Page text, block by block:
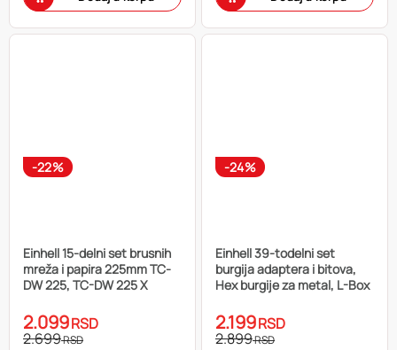
-22%
Einhell 15-delni set brusnih
mreža i papira 225mm TC-
DW 225, TC-DW 225 X
2.099RSD
2.699RSD
-24%
Einhell 39-todelni set
burgija adaptera i bitova,
Hex burgije za metal, L-Box
2.199RSD
2.899RSD